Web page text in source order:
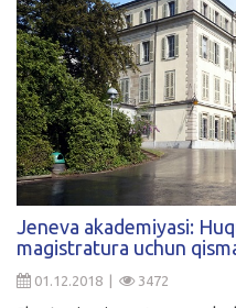
Jeneva akademiyasi:
magistratura uchun
01.12.2018 | 3472